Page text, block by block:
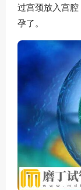
过宫颈放入宫
孕了。